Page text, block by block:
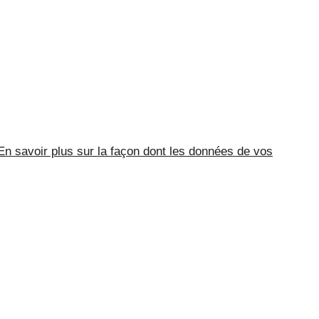
savoir plus sur la façon dont les données de vos